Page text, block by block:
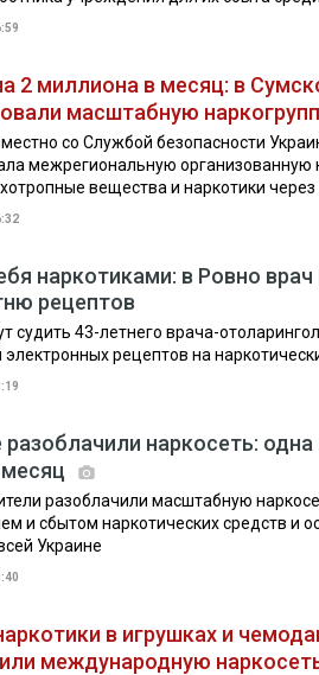
2 миллиона в месяц: в
масштабную
со Службой безопасности
межрегиональную организованную
вещества и наркотики через
наркотиками: в Ровно
рецептов
судить 43-летнего врача-
рецептов на
разоблачили наркосеть:
разоблачили масштабную
и сбытом наркотических средств и
Украине
в игрушках и
международную